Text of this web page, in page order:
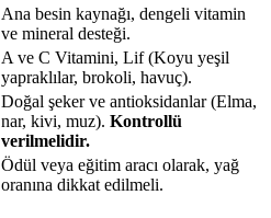
Ana besin kaynağı, dengeli vitamin
ve mineral desteği.
A ve C Vitamini, Lif (Koyu yeşil
yapraklılar, brokoli, havuç).
Doğal şeker ve antioksidanlar (Elma,
nar, kivi, muz). Kontrollü
verilmelidir.
Ödül veya eğitim aracı olarak, yağ
oranına dikkat edilmeli.